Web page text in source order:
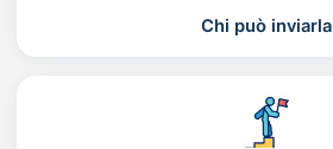
Chi può inviarla